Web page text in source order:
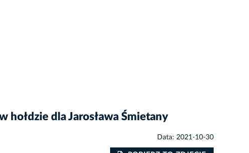
hołdzie dla Jarosława Śmietany
Data: 2021-10-30